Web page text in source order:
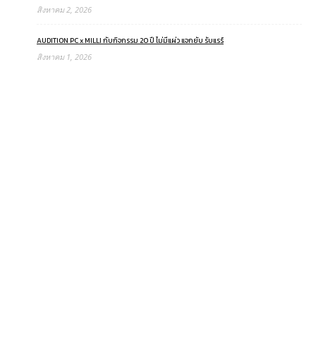
สิงหาคม 2, 2026
AUDITION PC x MILLI กับกิจกรรม 20 ปี ไม่มีแผ่ว แจกยับ รับแรร์
สิงหาคม 1, 2026